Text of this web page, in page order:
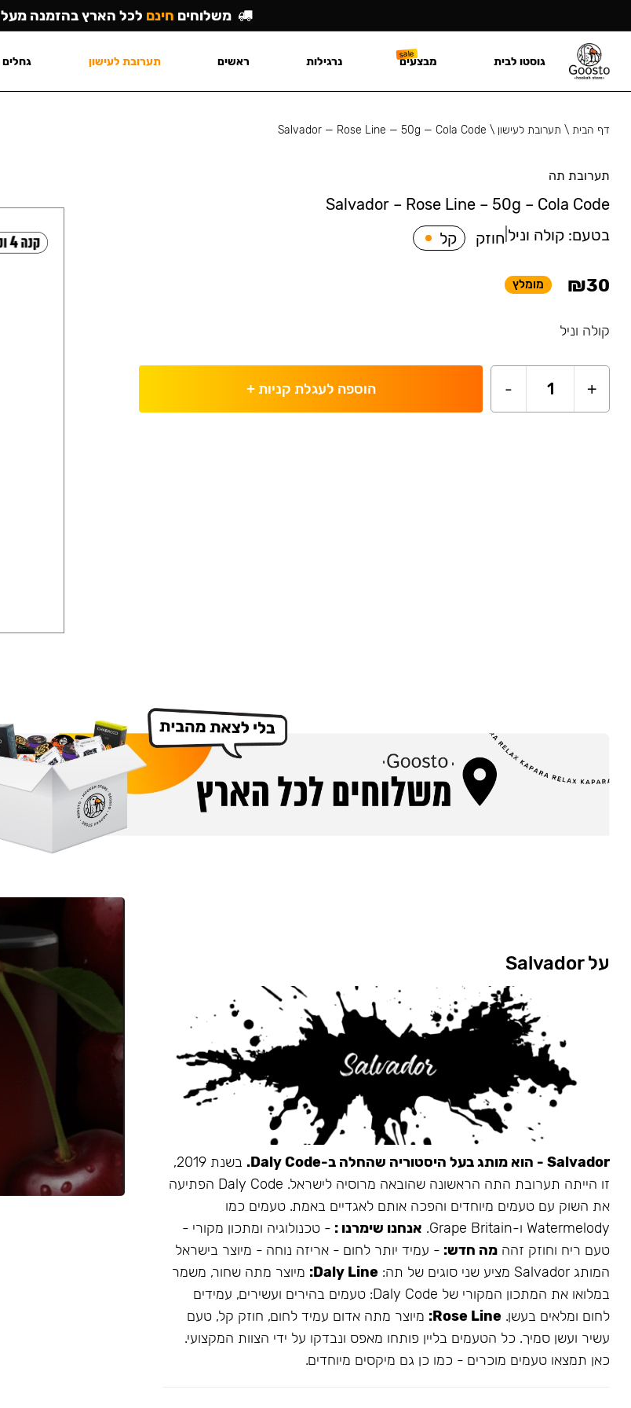
דף הבית\ תערובת לעישון \
Salvador — Rose Line — 50g — Cola Code
תערובת תה
Salvador – Rose Line – 50g – Cola Code
בטעם: קולה וניל חוזק קל
₪30 מומלץ
קולה וניל
+
1
- הוספה לעגלת קניות+
על Salvador
Salvador - הוא מותג בעל היסטוריה שהחלה ב-Daly Code.
בשנת 2019,
זו הייתה תערובת התה הראשונה שהובאה מרוסיה לישראל. Daly Code הפתיעה
את השוק עם טעמים מיוחדים והפכה אותם לאגדיים באמת. טעמים כמו
Watermelody ו-Grape Britain.
אנחנו שימרנו : - טכנולוגיה ומתכון מקורי -
טעם ריח וחוזק זהה מה חדש: - עמיד יותר לחום - אריזה נוחה - מיוצר בישראל
המותג Salvador מציע שני סוגים של תה:
Daly Line: מיוצר מתה שחור, משמר
במלואו את המתכון המקורי של Daly Code: טעמים בהירים ועשירים, עמידים
לחום ומלאים בעשן. Rose Line: מיוצר מתה אדום עמיד לחום, חוזק קל, טעם
עשיר ועשן סמיך. כל הטעמים בליין פותחו מאפס ונבדקו על ידי הצוות המקצועי.
כאן תמצאו טעמים מוכרים - כמו כן גם מיקסים מיוחדים.
משלוחים חינם לכל הארץ בהזמנה מעל ₪449
גוסטו לבית מבצעים נרגילות ראשים תערובת לעישון גחלים